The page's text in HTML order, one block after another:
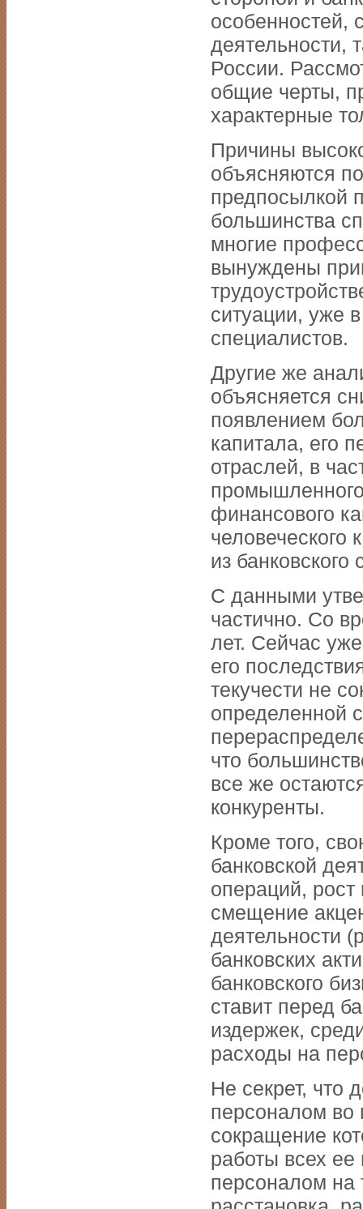
особенностей,
деятельности,
России.
общие черты,
характерные
Причины
объясняются
предпосылкой
большинства
многие
вынуждены
ситуации, уже
специалистов.
Другие же
объясняется
появлением
капитала, его
отраслей, в
финансового
человеческого
из
С данными
частично. Со
лет. Сейчас
его
текучести не
определенной
что
все же
конкуренты.
Кроме того,
банковской
операций,
смещение
деятельности
банковских
банковского
ставит перед
издержек,
расходы на
Не секрет, что
персоналом во
сокращение
работы всех
персоналом на